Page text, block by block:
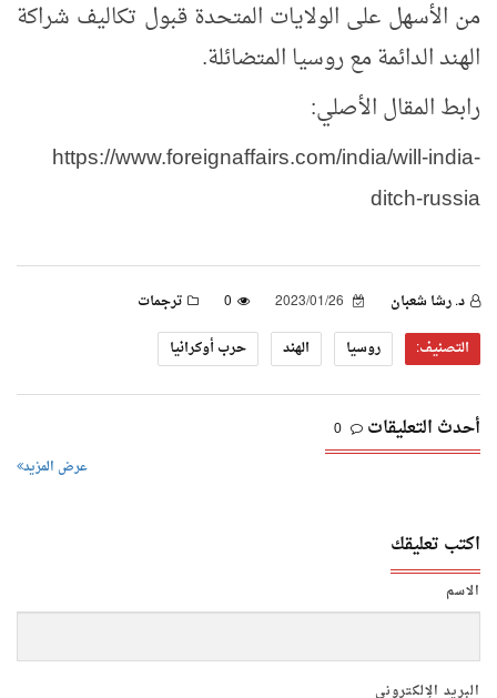
من الأسهل على الولايات المتحدة قبول تكاليف شراكة
الهند الدائمة مع روسيا المتضائلة.
رابط المقال الأصلي:
https://www.foreignaffairs.com/india/will-india-
ditch-russia
د. رشا شعبان 0
ترجمات
التصنيف:
روسيا الهند حرب أوكرانيا
أحدث التعليقات 0
عرض المزيد
اكتب تعليقك
الاسم
البريد الإلكتروني